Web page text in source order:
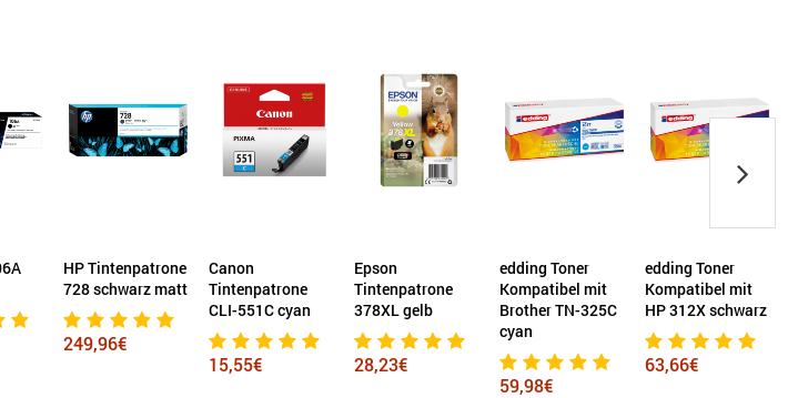
HP Tintenpatrone
728 schwarz matt
249,96€
Canon
Tintenpatrone
CLI-551C cyan
15,55€
Epson
Tintenpatrone
378XL gelb
28,23€
edding Toner
Kompatibel mit
Brother TN-325C
cyan
59,98€
edding Toner
Kompatibel mit
HP 312X schwarz
63,66€